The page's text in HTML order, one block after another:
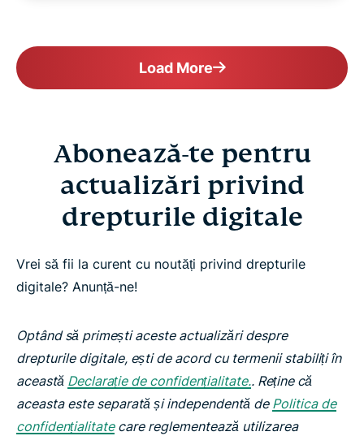
Load More
Abonează-te pentru
actualizări privind
drepturile digitale
Vrei să fii la curent cu noutăți privind drepturile
digitale? Anunță-ne!
Optând să primești aceste actualizări despre
drepturile digitale, ești de acord cu termenii stabiliți în
această Declarație de confidențialitate.. Reține că
aceasta este separată și independentă de Politica de
confidențialitatecare reglementează utilizarea